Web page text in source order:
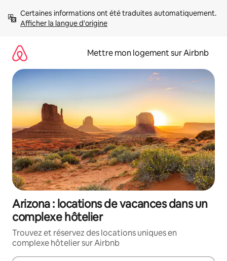
directement
Afficher la langue d'origine
Mettre mon logement sur Airbnb
Arizona : locations de vacances dans un
complexe hôtelier
Trouvez et réservez des locations uniques en
complexe hôtelier sur Airbnb